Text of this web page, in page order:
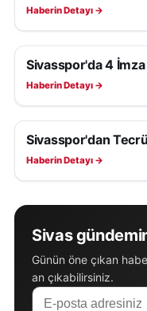
Haberin Detayı →
SIVASSPOR HABERLERI
Sivasspor'da 4
Haberin Detayı →
SIVASSPOR HABERLERI
Sivasspor'dan
Haberin Detayı →
Sivas
Günün öne çıkan
an çıkabilirsiniz.